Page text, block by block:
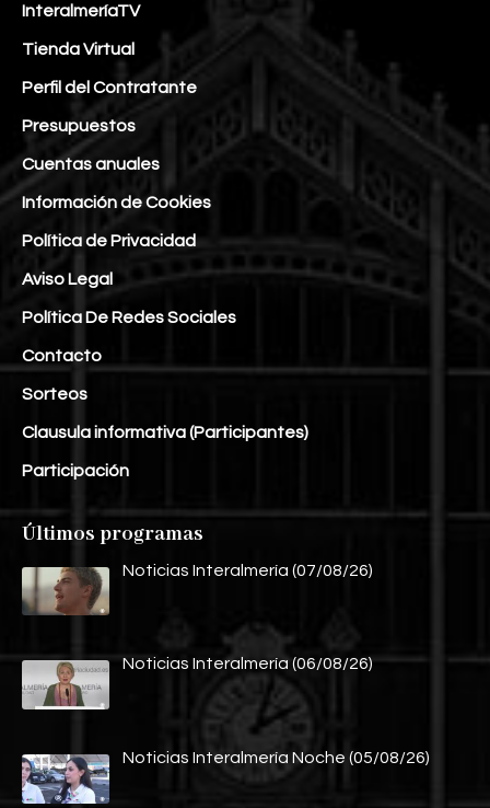
InteralmeríaTV
Tienda Virtual
Perfil del Contratante
Presupuestos
Cuentas anuales
Información de Cookies
Política de Privacidad
Aviso Legal
Política De Redes Sociales
Contacto
Sorteos
Clausula informativa (Participantes)
Participación
Últimos programas
Noticias Interalmería (07/08/26)
Noticias Interalmería (06/08/26)
Noticias Interalmería Noche (05/08/26)